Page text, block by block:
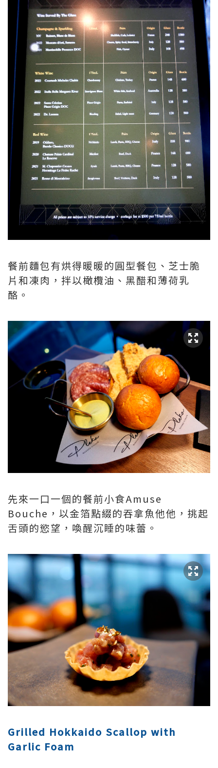
餐前麵包有烘得暖暖的圓型餐包、芝士脆
片和凍肉，拌以橄欖油、黑醋和薄荷乳
酪。
先來一口一個的餐前小食Amuse
Bouche，以金箔點綴的吞拿魚他他，挑起
舌頭的慾望，喚醒沉睡的味蕾。
Grilled Hokkaido Scallop with
Garlic Foam